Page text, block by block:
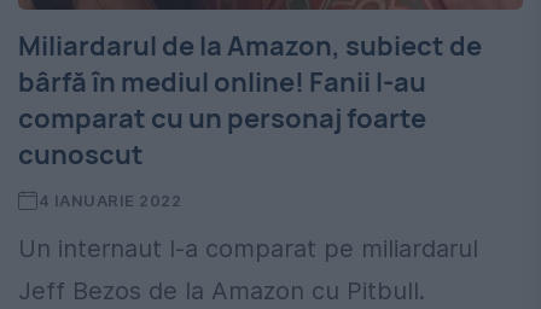
Miliardarul de la Amazon, subiect de
bârfă în mediul online! Fanii l-au
comparat cu un personaj foarte
cunoscut
4 IANUARIE 2022
Un internaut l-a comparat pe miliardarul
Jeff Bezos de la Amazon cu Pitbull.